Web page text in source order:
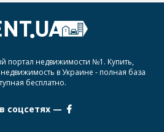
портал недвижимости №1. Купить,
в Украине - полная база
бесплатно.
соцсетях —